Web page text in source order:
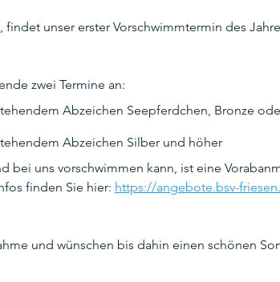
Ehrenamtskarte Kinderschutz Kinderrechte
findet unser erster Vorschwimmtermin des
zwei Termine an:
Abzeichen Seepferdchen, Bronze
Abzeichen Silber und höher
bei uns vorschwimmen kann, ist eine
finden Sie hier: https://angebote.bsv-
und wünschen bis dahin einen schönen